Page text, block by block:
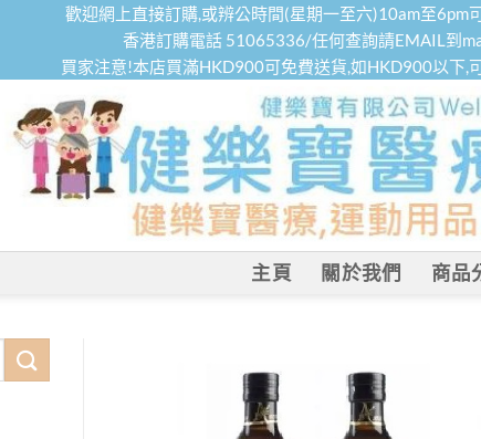
歡迎網上直接訂購,或辨公時間(星期一至六)10am至6pm
香港訂購電話 51065336/任何查詢請EMAIL到
買家注意!本店買滿HKD900可免費送貨,如HKD900以下,
主頁 關於我們 商品